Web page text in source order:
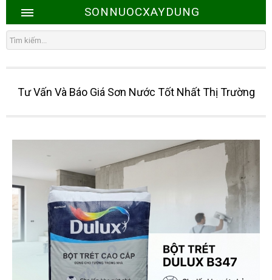
SONNUOCXAYDUNG
Tư Vấn Và Báo Giá Sơn Nước Tốt Nhất Thị Trường